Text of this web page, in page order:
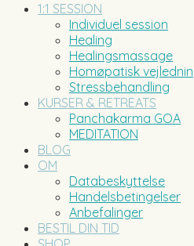
1:1 SESSION
Individuel session
Healing
Healingsmassage
Homøpatisk
Stressbehandling
KURSER & RETREATS
Panchakarma GOA
MEDITATION
BLOG
OM
Databeskyttelse
Handelsbetingelser
Anbefalinger
BESTIL DIN TID